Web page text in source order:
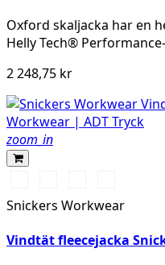
Oxford skaljacka har en
Helly Tech®
2 248,75 kr
zoom_in
marinblå
stålgrå
Snickers Workwear
Vindtät fleecejacka